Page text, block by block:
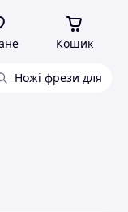
Кошик
Ножі фрези для